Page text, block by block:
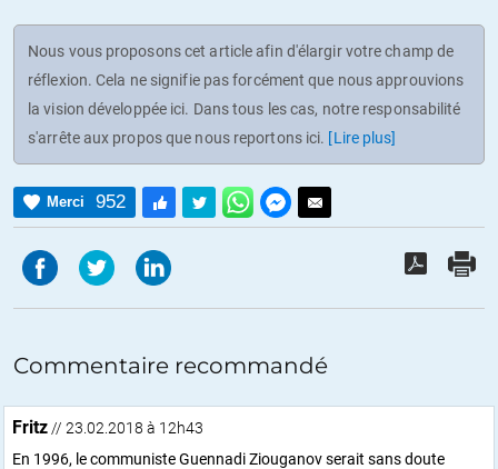
Nous vous proposons cet article afin d'élargir votre champ de
réflexion. Cela ne signifie pas forcément que nous approuvions
la vision développée ici. Dans tous les cas, notre responsabilité
s'arrête aux propos que nous reportons ici. [Lire plus]
Merci 952
Commentaire recommandé
Fritz // 23.02.2018 à 12h43
En 1996, le communiste Guennadi Ziouganov serait sans doute